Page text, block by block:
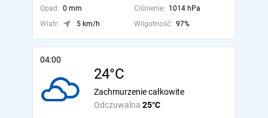
Opad: 0 mm Ciśnienie: 1014 hPa
Wiatr:
5 km/h Wilgotność: 97%
04:00
24°C
Odczuwalna 25°C
Zachmurzenie całkowite